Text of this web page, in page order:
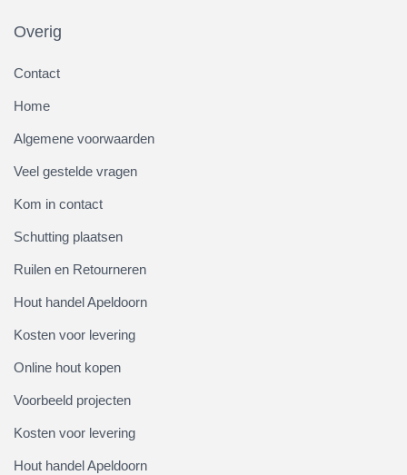
Overig
Contact
Home
Algemene voorwaarden
Veel gestelde vragen
Kom in contact
Schutting plaatsen
Ruilen en Retourneren
Hout handel Apeldoorn
Kosten voor levering
Online hout kopen
Voorbeeld projecten
Kosten voor levering
Hout handel Apeldoorn